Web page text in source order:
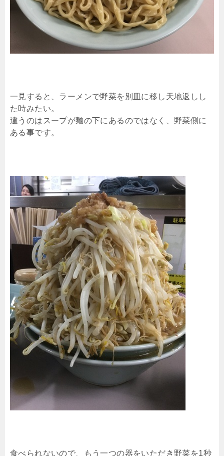
一見すると、ラーメンで野菜を別皿に移し天地返しし
た時みたい。
違うのはスープが麺の下にあるのではなく、野菜側に
ある事です。
食べられないので、もう一つの器をいただき野菜を1秒